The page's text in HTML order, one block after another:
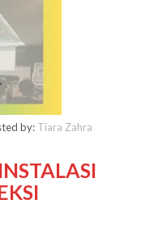
by: Tiara Zahra